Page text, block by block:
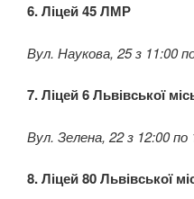
6. Ліцей 45 ЛМР
Вул. Наукова, 25 з 11:00
7. Ліцей 6 Львівської
Вул. Зелена, 22 з 12:00 по
8. Ліцей 80 Львівської